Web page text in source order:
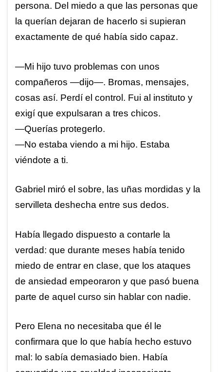
persona. Del miedo a que las personas que
la querían dejaran de hacerlo si supieran
exactamente de qué había sido capaz.
—Mi hijo tuvo problemas con unos
compañeros —dijo—. Bromas, mensajes,
cosas así. Perdí el control. Fui al instituto y
exigí que expulsaran a tres chicos.
—Querías protegerlo.
—No estaba viendo a mi hijo. Estaba
viéndote a ti.
Gabriel miró el sobre, las uñas mordidas y la
servilleta deshecha entre sus dedos.
Había llegado dispuesto a contarle la
verdad: que durante meses había tenido
miedo de entrar en clase, que los ataques
de ansiedad empeoraron y que pasó buena
parte de aquel curso sin hablar con nadie.
Pero Elena no necesitaba que él le
confirmara que lo que había hecho estuvo
mal: lo sabía demasiado bien. Había